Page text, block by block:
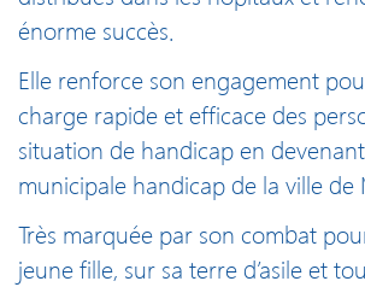
énorme succès.
Elle renforce son engagement
charge rapide et efficace des
situation de handicap en
municipale handicap de la ville de
Très marquée par son combat
jeune fille, sur sa terre d’asile et